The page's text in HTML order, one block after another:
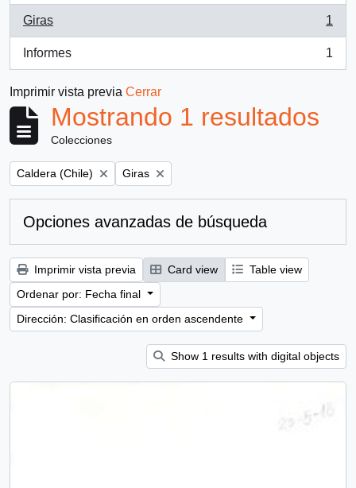
Giras
, 1 resultados
1
Informes
, 1 resultados
1
Imprimir vista previa Cerrar
Mostrando 1 resultados
Colecciones
Remove filter:
Caldera (Chile) Remove filter:
Giras
Opciones avanzadas de búsqueda
Imprimir vista previa Card view
Table view
Ordenar por: Fecha final
Dirección: Clasificación en orden ascendente
Show 1 results with digital objects